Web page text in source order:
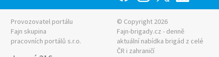
Provozovatel portálu
Fajn skupina
pracovních portálů s.r.o.
© Copyright 2026
Fajn-brigady.cz - denně
aktuální nabídka brigád z celé
ČR i zahraničí